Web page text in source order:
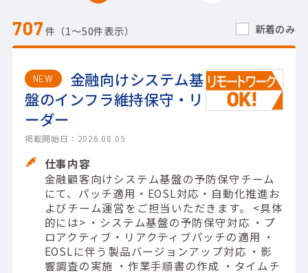
707件（1〜50件表示） 新着のみ
NEW
金融向けシステム基
盤のインフラ維持保守・リ
ーダー
掲載開始日：2026.08.05
仕事内容
金融顧客向けシステム基盤の予防保守チーム
にて、パッチ適用・EOSL対応・自動化推進お
よびチーム運営をご担当いただきます。 <具体
的には> ・システム基盤の予防保守対応 ・プ
ロアクティブ・リアクティブパッチの適用 ・
EOSLに伴う製品バージョンアップ対応 ・影
響調査の実施 ・作業手順書の作成 ・タイムチ